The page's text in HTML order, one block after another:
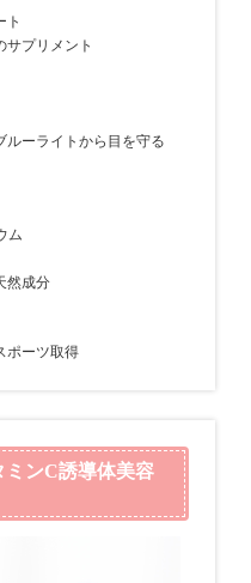
ト
サプリメント
ーライトから目を守る
ム
然成分
ポーツ取得
ンC誘導体美容